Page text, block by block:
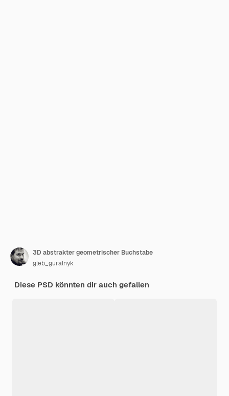
3D abstrakter geometrischer Buchstabe
gleb_guralnyk
Diese PSD könnten dir auch gefallen